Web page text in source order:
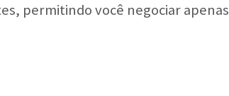
permitindo você negociar apenas